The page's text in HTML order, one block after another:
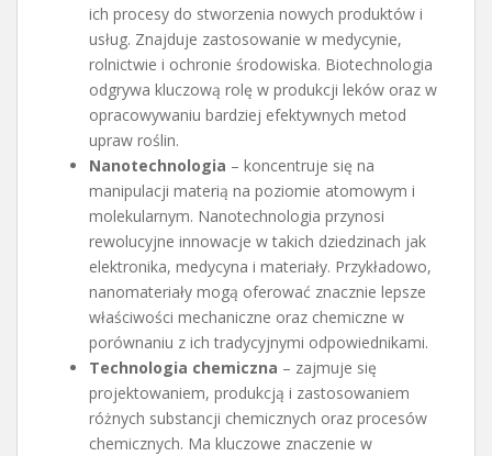
ich procesy do stworzenia nowych produktów i
usług. Znajduje zastosowanie w medycynie,
rolnictwie i ochronie środowiska. Biotechnologia
odgrywa kluczową rolę w produkcji leków oraz w
opracowywaniu bardziej efektywnych metod
upraw roślin.
Nanotechnologia – koncentruje się na
manipulacji materią na poziomie atomowym i
molekularnym. Nanotechnologia przynosi
rewolucyjne innowacje w takich dziedzinach jak
elektronika, medycyna i materiały. Przykładowo,
nanomateriały mogą oferować znacznie lepsze
właściwości mechaniczne oraz chemiczne w
porównaniu z ich tradycyjnymi odpowiednikami.
Technologia chemiczna – zajmuje się
projektowaniem, produkcją i zastosowaniem
różnych substancji chemicznych oraz procesów
chemicznych. Ma kluczowe znaczenie w